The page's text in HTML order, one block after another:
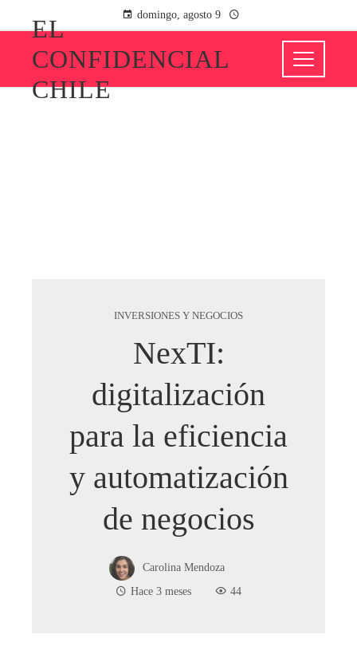
domingo, agosto 9
EL
CONFIDENCIAL
CHILE
INVERSIONES Y NEGOCIOS
NexTI:
digitalización
para la eficiencia
y automatización
de negocios
Carolina Mendoza
Hace 3 meses
44